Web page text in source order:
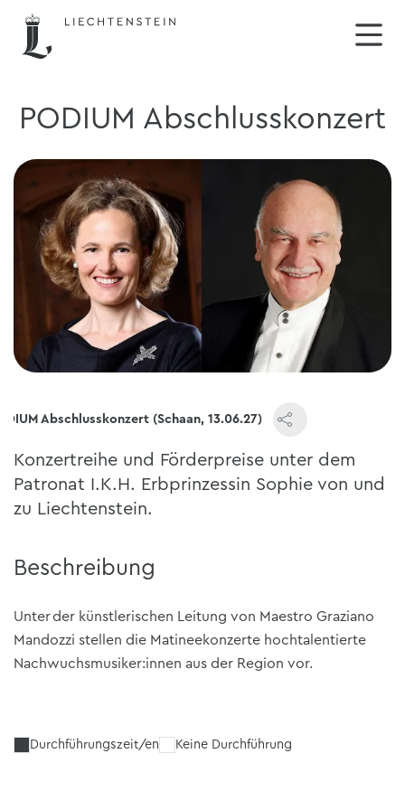
PODIUM Abschlusskonzert
Abschlusskonzert (Schaan, 13.06.27)
Konzertreihe und Förderpreise unter dem
Patronat I.K.H. Erbprinzessin Sophie von und
zu Liechtenstein.
Beschreibung
Unter der künstlerischen Leitung von Maestro Graziano
Mandozzi stellen die Matineekonzerte hochtalentierte
Nachwuchsmusiker:innen aus der Region vor.
Durchführungszeit/en Keine Durchführung